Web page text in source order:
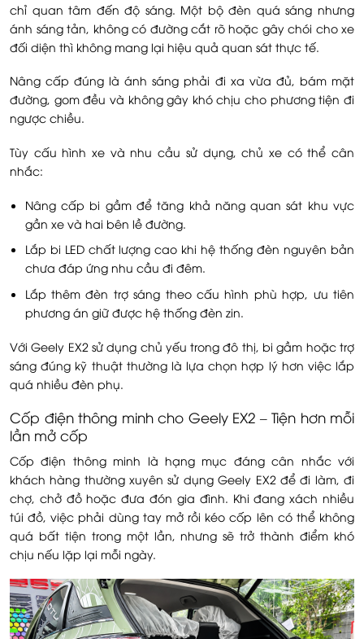
chỉ quan tâm đến độ sáng. Một bộ đèn quá sáng nhưng
ánh sáng tản, không có đường cắt rõ hoặc gây chói cho xe
đối diện thì không mang lại hiệu quả quan sát thực tế.
Nâng cấp đúng là ánh sáng phải đi xa vừa đủ, bám mặt
đường, gom đều và không gây khó chịu cho phương tiện đi
ngược chiều.
Tùy cấu hình xe và nhu cầu sử dụng, chủ xe có thể cân
nhắc:
Nâng cấp bi gầm để tăng khả năng quan sát khu vực
gần xe và hai bên lề đường.
Lắp bi LED chất lượng cao khi hệ thống đèn nguyên bản
chưa đáp ứng nhu cầu đi đêm.
Lắp thêm đèn trợ sáng theo cấu hình phù hợp, ưu tiên
phương án giữ được hệ thống đèn zin.
Với Geely EX2 sử dụng chủ yếu trong đô thị, bi gầm hoặc trợ
sáng đúng kỹ thuật thường là lựa chọn hợp lý hơn việc lắp
quá nhiều đèn phụ.
Cốp điện thông minh cho Geely EX2 – Tiện hơn mỗi
lần mở cốp
Cốp điện thông minh là hạng mục đáng cân nhắc với
khách hàng thường xuyên sử dụng Geely EX2 để đi làm, đi
chợ, chở đồ hoặc đưa đón gia đình. Khi đang xách nhiều
túi đồ, việc phải dùng tay mở rồi kéo cốp lên có thể không
quá bất tiện trong một lần, nhưng sẽ trở thành điểm khó
chịu nếu lặp lại mỗi ngày.